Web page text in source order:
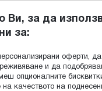
Търсене
ПОПИТАЙ
ХРАНИТЕЛНИ ДОБАВКИ
Ви, за да
за:
оферти, да
и да
опционалните
качеството на